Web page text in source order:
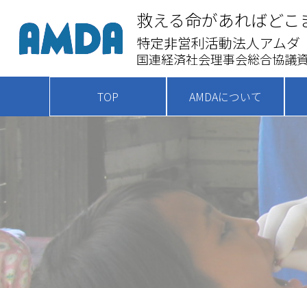
救える命があればどこ
特定非営利活動法人アムダ
国連経済社会理事会総合協議
TOP AMDAについて